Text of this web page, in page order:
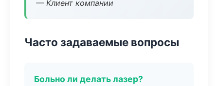
— Клиент компании
Часто задаваемые вопросы
Больно ли делать лазер?